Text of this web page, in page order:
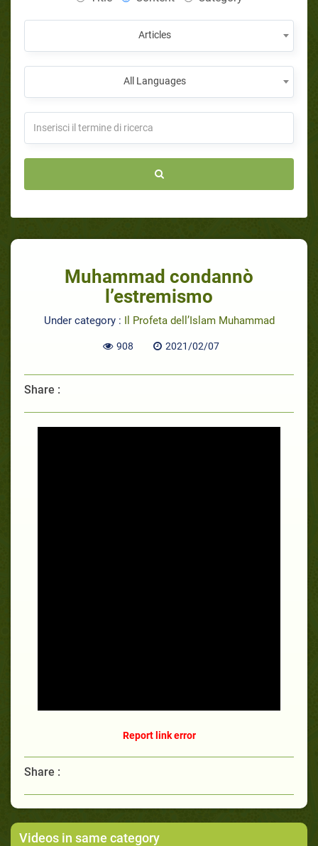
Articles
All Languages
Muhammad condannò
l’estremismo
Under category : Il Profeta dell’Islam Muhammad
908 2021/02/07
Share :
Report link error
Share :
Videos in same category